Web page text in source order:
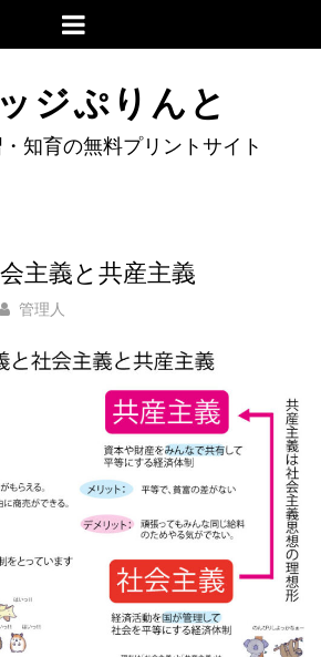
ジぷりんと
知育の無料プリントサイト
主義と共産主義
管理人